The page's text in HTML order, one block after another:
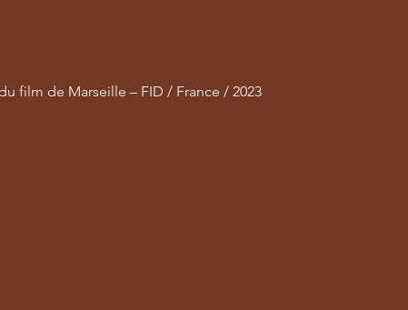
film de Marseille – FID / France / 2023